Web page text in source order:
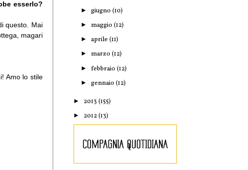
esserlo?
questo. Mai
magari
Amo lo stile
►giugno(10)
► maggio(12)
►aprile(11)
► marzo(12)
►febbraio(12)
►gennaio(12)
► 2013 (155)
► 2012(13)